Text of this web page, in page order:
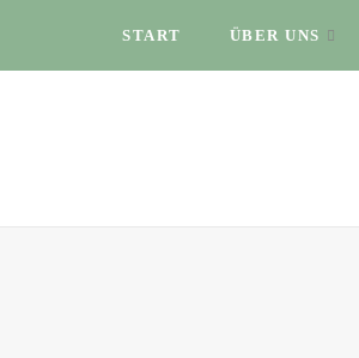
START ÜBER UNS